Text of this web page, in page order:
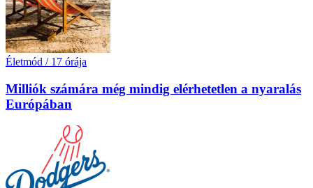
Életmód / 17 órája
Milliók számára még mindig elérhetetlen a nyaralás
Európában